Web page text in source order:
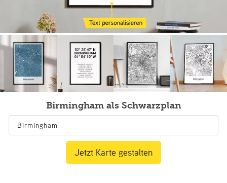
Birmingham als Schwarzplan
Jetzt Karte gestalten